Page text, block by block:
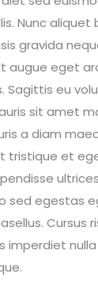
Nunc aliquet
gravida
augue eget
Sagittis eu
sit amet
a diam
tristique et
sed egestas
Cursus
imperdiet